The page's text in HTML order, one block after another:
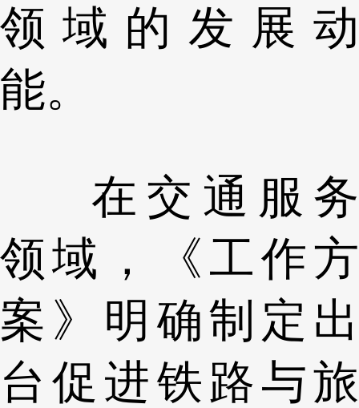
领域的发展动
能。
在交通服务
领域，《工作方
案》明确制定出
台促进铁路与旅